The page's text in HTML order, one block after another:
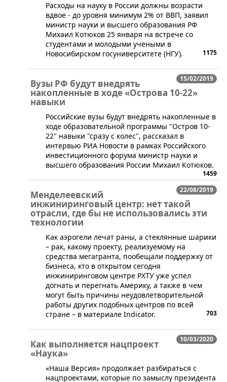
​​Расходы на науку в России должны возрасти
вдвое - до уровня минимум 2% от ВВП, заявил
министр науки и высшего образования РФ
Михаил Котюков 25 января на встрече со
студентами и молодыми учеными в
Новосибирском госуниверситете (НГУ).
1175
15/02/2019
Вузы РФ будут внедрять
накопленные в ходе «Острова 10-22»
навыки
​Российские вузы будут внедрять накопленные в
ходе образовательной программы "Остров 10-
22" навыки "сразу с колес", рассказал в
интервью РИА Новости в рамках Российского
инвестиционного форума министр науки и
высшего образования России Михаил Котюков.
1459
22/08/2019
Менделеевский
инжиниринговый центр: нет такой
отрасли, где бы не использовались эти
технологии
​Как аэрогели лечат раны, а стеклянные шарики
– рак, какому проекту, реализуемому на
средства мегагранта, пообещали поддержку от
бизнеса, кто в открытом сегодня
инжиниринговом центре РХТУ уже успел
догнать и перегнать Америку, а также в чем
могут быть причины неудовлетворительной
работы других подобных центров по всей
стране – в материале Indicator.
703
10/03/2020
Как выполняется нацпроект
«Наука»
​«Наша Версия» продолжает разбираться с
нацпроектами, которые по замыслу президента